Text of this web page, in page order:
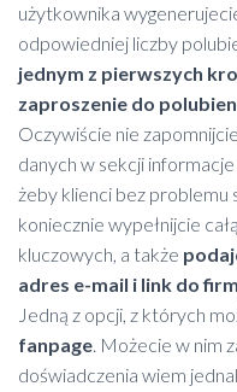
użytkownika
odpowiedniej liczby
jednym z pierwszych
zaproszenie do
Oczywiście nie
danych w sekcji
żeby klienci bez problemu
koniecznie wypełnijcie
kluczowych, a także
adres e-mail i link do
Jedną z opcji, z których
fanpage. Możecie w nim
doświadczenia wiem